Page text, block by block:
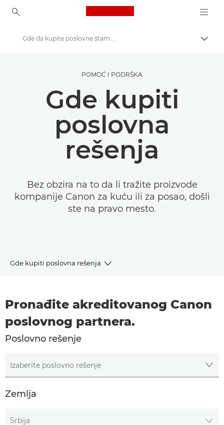
Canon Logo, back to
Gde da kupite poslovne štampače, kancelarijski potrošni materijal i softver
POMOĆ I PODRŠKA
Gde kupiti
poslovna
rešenja
Bez obzira na to da li tražite proizvode
kompanije Canon za kuću ili za posao, došli
ste na pravo mesto.
Gde kupiti poslovna rešenja
Pronađite akreditovanog Canon
poslovnog partnera.
Poslovno rešenje
Zemlja